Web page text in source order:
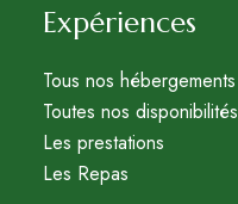
Expériences
Tous nos hébergements
Toutes nos disponibilités
Les prestations
Les Repas